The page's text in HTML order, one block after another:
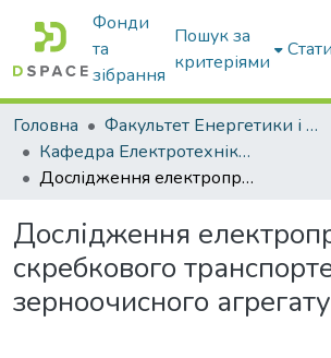
Фонди
та
зібрання
Пошук за
критеріями
Головна
Факультет Енергетики і комп'ютерних технологій
Кафедра Електротехніки і електромеханіки ім. проф. В.В. Овчарова
Дослідження електроприводу скребкового транспортера зерноочисного агрегату
Дослідження
скребкового
зерноочисного агрегату